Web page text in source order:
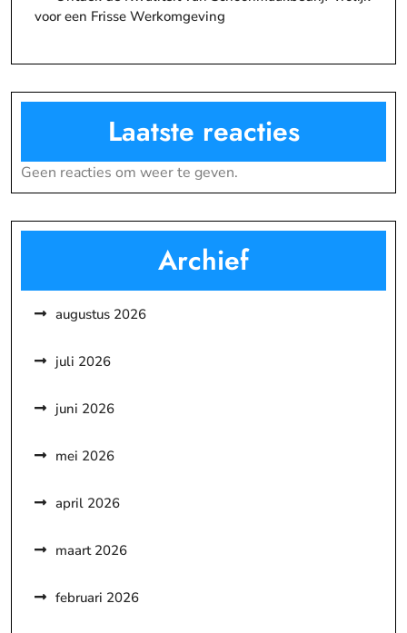
voor een Frisse Werkomgeving
Laatste reacties
Geen reacties om weer te geven.
Archief
augustus 2026
juli 2026
juni 2026
mei 2026
april 2026
maart 2026
februari 2026